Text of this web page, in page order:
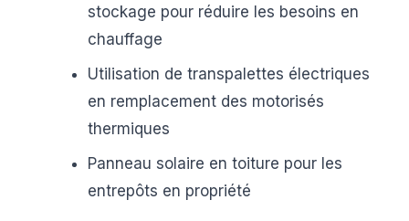
stockage pour réduire les besoins en
chauffage
Utilisation de transpalettes électriques
en remplacement des motorisés
thermiques
Panneau solaire en toiture pour les
entrepôts en propriété